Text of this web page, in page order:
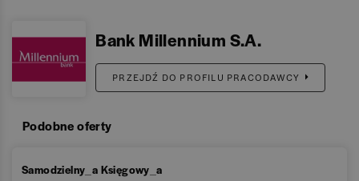
Bank Millennium S.A.
PRZEJDŹ DO PROFILU PRACODAWCY
Podobne oferty
Samodzielny_a Księgowy_a